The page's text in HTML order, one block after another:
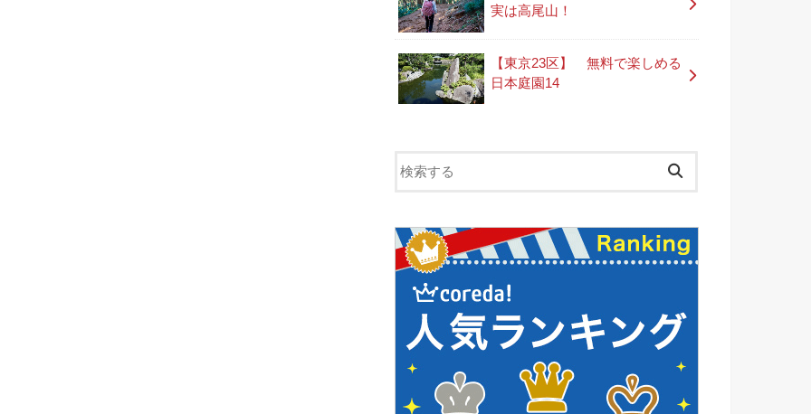
実は高尾山！
【東京23区】 無料で楽しめる
日本庭園14